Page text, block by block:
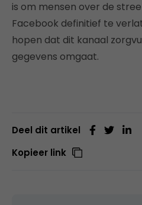
is om mensen over de
Facebook definitief te
hopen dat dit kanaal
gegevens omgaat.
Deel dit artikel
Kopieer link